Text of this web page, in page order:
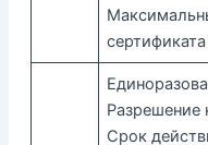
Разрешение
Срок